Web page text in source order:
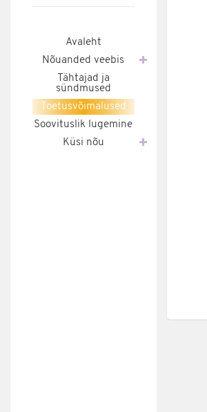
Avaleht
Nõuanded veebis
Tähtajad ja
sündmused
Toetusvõimalused
Soovituslik lugemine
Küsi nõu